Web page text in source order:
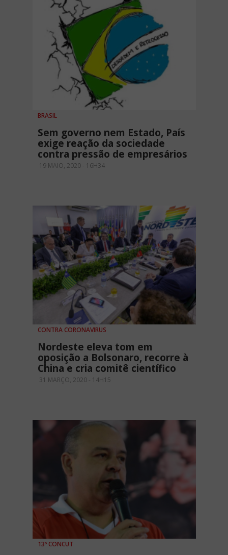
BRASIL
Sem governo nem Estado, País
exige reação da sociedade
contra pressão de empresários
19 MAIO, 2020 - 16H34
CONTRA CORONAVIRUS
Nordeste eleva tom em
oposição a Bolsonaro, recorre à
China e cria comitê científico
31 MARÇO, 2020 - 14H15
13º CONCUT